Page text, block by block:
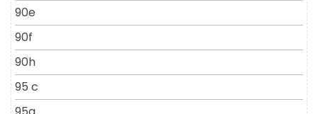
90e
90f
90h
95 c